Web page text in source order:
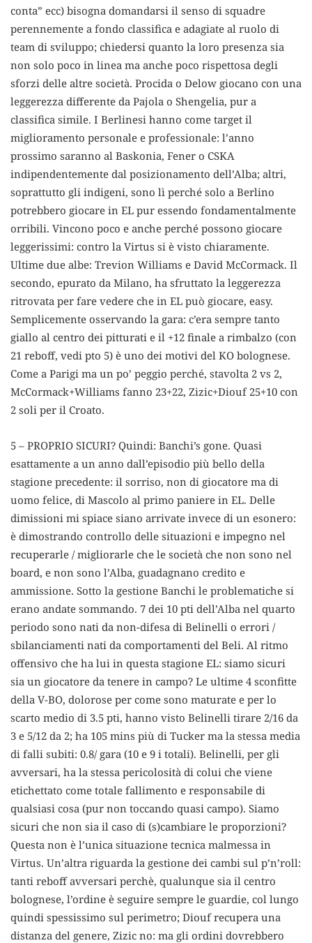
conta” ecc) bisogna domandarsi il senso di squadre
perennemente a fondo classifica e adagiate al ruolo di
team di sviluppo; chiedersi quanto la loro presenza sia
non solo poco in linea ma anche poco rispettosa degli
sforzi delle altre società. Procida o Delow giocano con una
leggerezza differente da Pajola o Shengelia, pur a
classifica simile. I Berlinesi hanno come target il
miglioramento personale e professionale: l’anno
prossimo saranno al Baskonia, Fener o CSKA
indipendentemente dal posizionamento dell’Alba; altri,
soprattutto gli indigeni, sono lì perché solo a Berlino
potrebbero giocare in EL pur essendo fondamentalmente
orribili. Vincono poco e anche perché possono giocare
leggerissimi: contro la Virtus si è visto chiaramente.
Ultime due albe: Trevion Williams e David McCormack. Il
secondo, epurato da Milano, ha sfruttato la leggerezza
ritrovata per fare vedere che in EL può giocare, easy.
Semplicemente osservando la gara: c’era sempre tanto
giallo al centro dei pitturati e il +12 finale a rimbalzo (con
21 reboff, vedi pto 5) è uno dei motivi del KO bolognese.
Come a Parigi ma un po’ peggio perché, stavolta 2 vs 2,
McCormack+Williams fanno 23+22, Zizic+Diouf 25+10 con
2 soli per il Croato.
5 – PROPRIO SICURI? Quindi: Banchi’s gone. Quasi
esattamente a un anno dall’episodio più bello della
stagione precedente: il sorriso, non di giocatore ma di
uomo felice, di Mascolo al primo paniere in EL. Delle
dimissioni mi spiace siano arrivate invece di un esonero:
è dimostrando controllo delle situazioni e impegno nel
recuperarle / migliorarle che le società che non sono nel
board, e non sono l’Alba, guadagnano credito e
ammissione. Sotto la gestione Banchi le problematiche si
erano andate sommando. 7 dei 10 pti dell’Alba nel quarto
periodo sono nati da non-difesa di Belinelli o errori /
sbilanciamenti nati da comportamenti del Beli. Al ritmo
offensivo che ha lui in questa stagione EL: siamo sicuri
sia un giocatore da tenere in campo? Le ultime 4 sconfitte
della V-BO, dolorose per come sono maturate e per lo
scarto medio di 3.5 pti, hanno visto Belinelli tirare 2/16 da
3 e 5/12 da 2; ha 105 mins più di Tucker ma la stessa media
di falli subiti: 0.8/ gara (10 e 9 i totali). Belinelli, per gli
avversari, ha la stessa pericolosità di colui che viene
etichettato come totale fallimento e responsabile di
qualsiasi cosa (pur non toccando quasi campo). Siamo
sicuri che non sia il caso di (s)cambiare le proporzioni?
Questa non è l’unica situazione tecnica malmessa in
Virtus. Un’altra riguarda la gestione dei cambi sul p’n’roll:
tanti reboff avversari perchè, qualunque sia il centro
bolognese, l’ordine è seguire sempre le guardie, col lungo
quindi spessissimo sul perimetro; Diouf recupera una
distanza del genere, Zizic no: ma gli ordini dovrebbero